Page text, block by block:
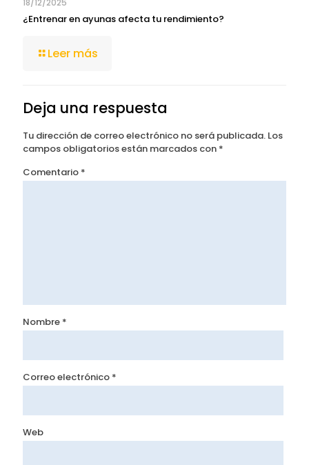
18/12/2025
¿Entrenar en ayunas afecta tu rendimiento?
Leer más
Deja una respuesta
Tu dirección de correo electrónico no será publicada. Los
campos obligatorios están marcados con *
Comentario *
Nombre *
Correo electrónico *
Web